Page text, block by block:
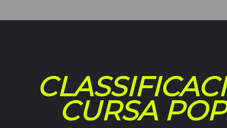
CURSA